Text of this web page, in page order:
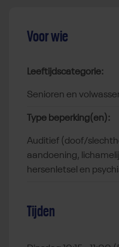
Voor wie
Leeftijdscategorie:
senioren en
Type beperking(en):
auditief (doof/slechthorend), chronische
aandoening,
hersenletsel en
Tijden